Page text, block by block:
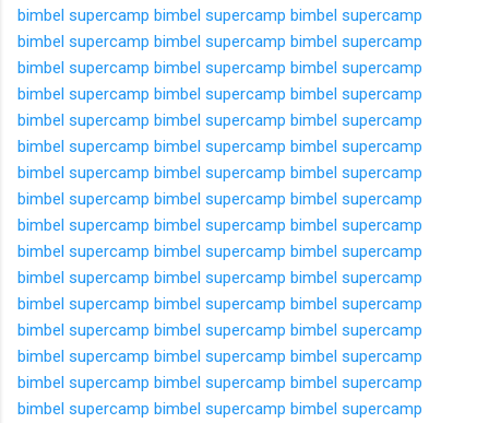
bimbel supercamp bimbel supercamp bimbel supercamp
bimbel supercamp bimbel supercamp bimbel supercamp
bimbel supercamp bimbel supercamp bimbel supercamp
bimbel supercamp bimbel supercamp bimbel supercamp
bimbel supercamp bimbel supercamp bimbel supercamp
bimbel supercamp bimbel supercamp bimbel supercamp
bimbel supercamp bimbel supercamp bimbel supercamp
bimbel supercamp bimbel supercamp bimbel supercamp
bimbel supercamp bimbel supercamp bimbel supercamp
bimbel supercamp bimbel supercamp bimbel supercamp
bimbel supercamp bimbel supercamp bimbel supercamp
bimbel supercamp bimbel supercamp bimbel supercamp
bimbel supercamp bimbel supercamp bimbel supercamp
bimbel supercamp bimbel supercamp bimbel supercamp
bimbel supercamp bimbel supercamp bimbel supercamp
bimbel supercamp bimbel supercamp bimbel supercamp